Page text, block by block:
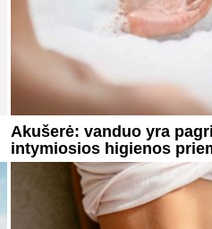
Akušerė: vanduo yra
intymiosios higienos